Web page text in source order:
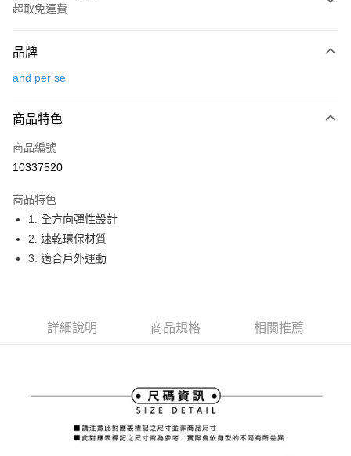
超取免運費
信用卡一次付款
LINE Pay
Apple Pay
悠遊付
大哥付你分期
相關說明
成交易。
【繳款方式說明】
1.分期款項不併入電信帳單，「大哥付你分期」於每月結算日後寄送繳費提
2.透過簡訊連結打開帳單後，可選擇「超商條碼／台灣大直營門市／銀行轉
【關於「AFTEE先享後付」】
AFTEE先享後付是「在收到商品之後才付款」的支付方式。 讓您購物簡單
３．安心：先確認商品／服務後，再付款。
１．於結帳方式選擇「AFTEE先享後付」後，將跳轉至「AFTEE先享後付」
ATM付款
全家取貨付款
品牌
and per se
商品特色
商品編號
10337520
商品特色
1. 全方向彈性設計
2. 速乾環保材質
3. 適合戶外運動
詳細說明 商品規格 相關推薦